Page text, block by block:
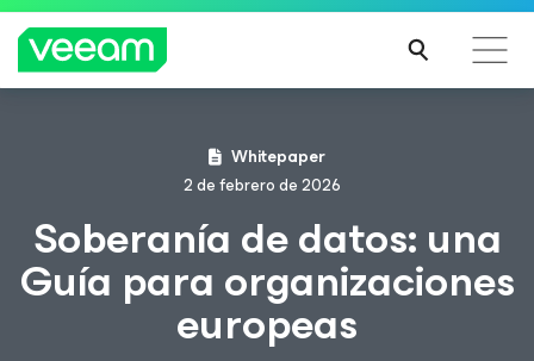
Guía de Veeam para los clientes afectados por la
actualización de contenido de CrowdStrike
INFO
RMA
CIÓN
Whitepaper
2 de febrero de 2026
Soberanía de datos: una
Guía para organizaciones
europeas